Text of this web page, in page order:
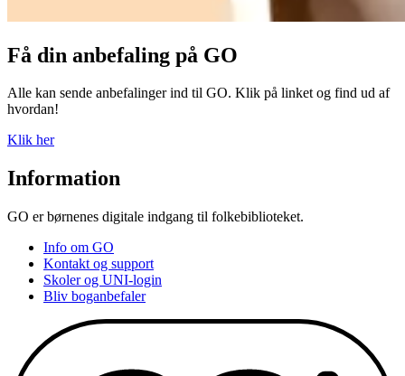
Få din anbefaling på GO
Alle kan sende anbefalinger ind til GO. Klik på linket og find ud af
hvordan!
Klik her
Information
GO er børnenes digitale indgang til folkebiblioteket.
Info om GO
Kontakt og support
Skoler og UNI-login
Bliv boganbefaler